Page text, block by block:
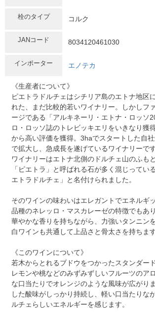
栓のタイプ コルク
JANコード 8034120461030
インポーター エノテカ
《生産者について》
ピエトラドルチェはシチリア島のエトナ地区
れた、まだ比較的若いワイナリー。しかしフ
ージである「アルキネーリ・エトナ・ロッソ
ロ・ロッソ誌のトレビッキエリをいきなり獲
から高い評価を獲得。3haでスタートした自
で拡大し、急成長を遂げているワイナリーです
ワイナリーはエトナ北側のドルチェ山のふも
「ピエトラ」と呼ばれる石が多く混じってい
エトラドルチェ」と名付けられました。
そのワインの味わいはエレガントでエネルギ
品種のネレッロ・マスカレーゼの特徴でもあ
華やかな香りを持ちながら、力強いタンニン
白ワインも共通して上品さと骨太さを持ちます
《このワインについて》
若木からとれるブドウをつかったスタンダー
レモンや桃などのみずみずしいフルーツのア
な口当たりでオレンジのような風味が広がり
した酸味がしっかり持続し、軽い口当たりな
ルチェらしいエネルギーを感じます。